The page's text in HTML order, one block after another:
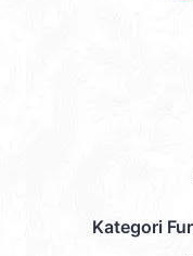
Kategori